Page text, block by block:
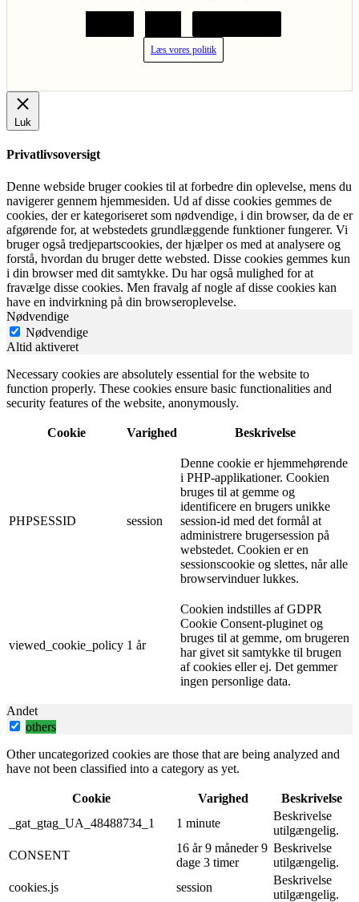
Læs vores politik
Luk
Privatlivsoversigt
Denne webside bruger cookies til at forbedre din oplevelse, mens du
navigerer gennem hjemmesiden. Ud af disse cookies gemmes de
cookies, der er kategoriseret som nødvendige, i din browser, da de er
afgørende for, at webstedets grundlæggende funktioner fungerer. Vi
bruger også tredjepartscookies, der hjælper os med at analysere og
forstå, hvordan du bruger dette websted. Disse cookies gemmes kun
i din browser med dit samtykke. Du har også mulighed for at
fravælge disse cookies. Men fravalg af nogle af disse cookies kan
have en indvirkning på din browseroplevelse.
Nødvendige
Nødvendige
Altid aktiveret
Necessary cookies are absolutely essential for the website to
function properly. These cookies ensure basic functionalities and
security features of the website, anonymously.
Cookie Varighed Beskrivelse
PHPSESSID session
Denne cookie er hjemmehørende
i PHP-applikationer. Cookien
bruges til at gemme og
identificere en brugers unikke
session-id med det formål at
administrere brugersession på
webstedet. Cookien er en
sessionscookie og slettes, når alle
browservinduer lukkes.
viewed_cookie_policy 1 år
Cookien indstilles af GDPR
Cookie Consent-pluginet og
bruges til at gemme, om brugeren
har givet sit samtykke til brugen
af ​​cookies eller ej. Det gemmer
ingen personlige data.
Andet
others
Other uncategorized cookies are those that are being analyzed and
have not been classified into a category as yet.
Cookie Varighed
Beskrivelse
_gat_gtag_UA_48488734_1
1 minute
Beskrivelse
utilgængelig.
CONSENT
16 år 9 måneder 9
dage 3 timer
Beskrivelse
utilgængelig.
cookies.js
session
Beskrivelse
utilgængelig.